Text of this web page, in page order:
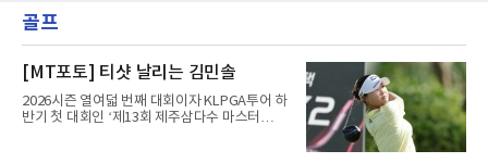
골프
[MT포토] 티샷 날리는 김민솔
2026시즌 열여덟 번째 대회이자 KLPGA투어 하
반기 첫 대회인 ‘제13회 제주삼다수 마스터